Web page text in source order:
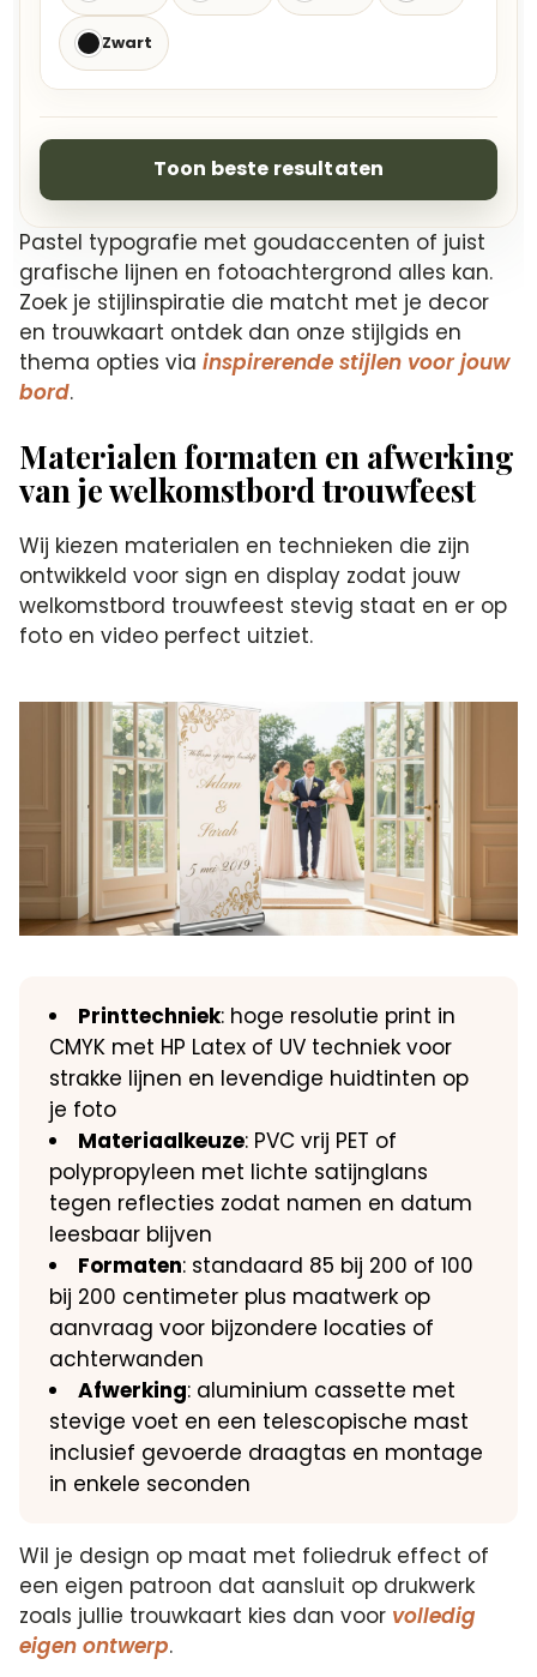
Zwart
Toon beste resultaten
Pastel typografie met goudaccenten of juist
grafische lijnen en fotoachtergrond alles kan.
Zoek je stijlinspiratie die matcht met je decor
en trouwkaart ontdek dan onze stijlgids en
thema opties viainspirerende stijlen voor jouw
bord.
Materialen formaten en afwerking
van je welkomstbord trouwfeest
Wij kiezen materialen en technieken die zijn
ontwikkeld voor sign en display zodat jouw
welkomstbord trouwfeest stevig staat en er op
foto en video perfect uitziet.
Printtechniek: hoge resolutie print in
CMYK met HP Latex of UV techniek voor
strakke lijnen en levendige huidtinten op
je foto
Materiaalkeuze: PVC vrij PET of
polypropyleen met lichte satijnglans
tegen reflecties zodat namen en datum
leesbaar blijven
Formaten: standaard 85 bij 200 of 100
bij 200 centimeter plus maatwerk op
aanvraag voor bijzondere locaties of
achterwanden
Afwerking: aluminium cassette met
stevige voet en een telescopische mast
inclusief gevoerde draagtas en montage
in enkele seconden
Wil je design op maat met foliedruk effect of
een eigen patroon dat aansluit op drukwerk
zoals jullie trouwkaart kies dan voor volledig
eigen ontwerp.